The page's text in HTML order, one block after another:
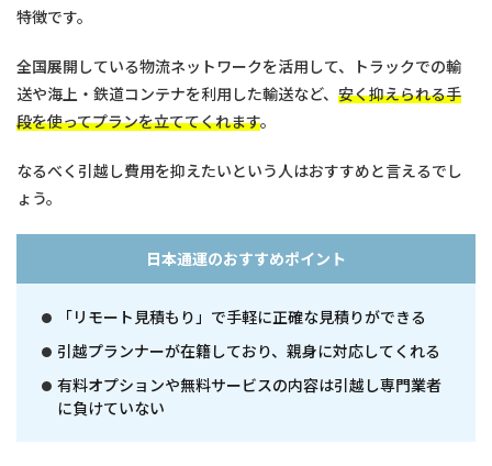
特徴です。
全国展開している物流ネットワークを活用して、トラックでの輸
送や海上・鉄道コンテナを利用した輸送など、 安く抑えられる手
段を使ってプランを立ててくれます。
なるべく引越し費用を抑えたいという人はおすすめと言えるでし
ょう。
日本通運のおすすめポイント
「リモート見積もり」で手軽に正確な見積りができる
引越プランナーが在籍しており、親身に対応してくれる
有料オプションや無料サービスの内容は引越し専門業者
に負けていない